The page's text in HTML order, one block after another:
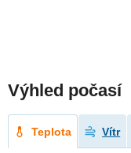
Výhled počasí
Teplota Vítr